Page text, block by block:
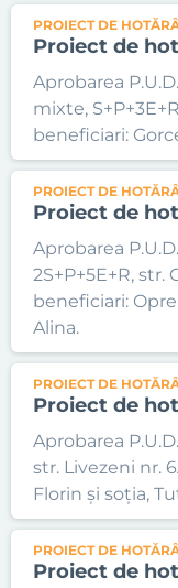
PROIECT DE
Proiect de
Aprobarea
mixte,
beneficiari:
PROIECT DE
Proiect de
Aprobarea
2S+P+5E+R,
beneficiari:
Alina.
PROIECT DE
Proiect de
Aprobarea
str. Livezeni nr.
Florin și soția,
PROIECT DE
Proiect de